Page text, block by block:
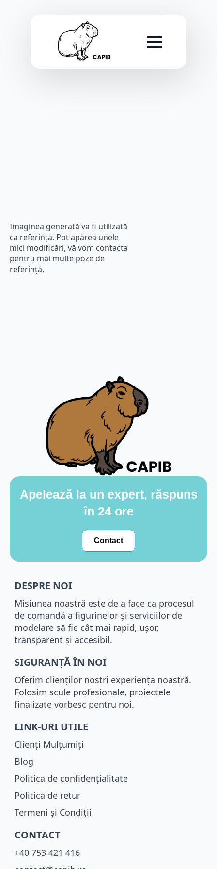
Imaginea generată va fi utilizată
ca referință. Pot apărea unele
mici modificări, vă vom contacta
pentru mai multe poze de
referință.
Apelează la un expert, răspuns
în 24 ore
Contact
DESPRE NOI
Misiunea noastră este de a face ca procesul
de comandă a figurinelor și serviciilor de
modelare să fie cât mai rapid, ușor,
transparent și accesibil.
SIGURANȚĂ ÎN NOI
Oferim clienților nostri experiența noastră.
Folosim scule profesionale, proiectele
finalizate vorbesc pentru noi.
LINK-URI UTILE
Clienți Mulțumiți
Blog
Politica de confidențialitate
Politica de retur
Termeni și Condiții
CONTACT
+40 753 421 416